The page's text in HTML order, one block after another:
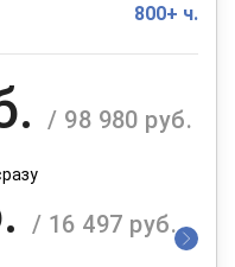
800+ ч.
/ 98 980 руб.
/ 16 497 руб.